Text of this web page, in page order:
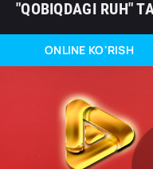
"QOBIQDAGI RUH"
ONLINE KO'RISH